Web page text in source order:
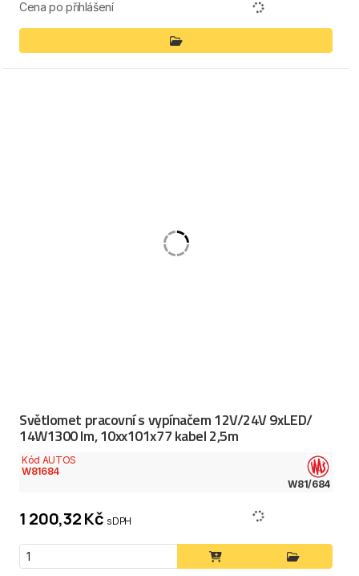
Cena po přihlášení
Světlomet pracovní s vypínačem 12V/24V 9xLED/
14W1300 lm, 10xx101x77 kabel 2,5m
Kód AUTOS
W81684
W81/684
1 200,32 Kč s DPH